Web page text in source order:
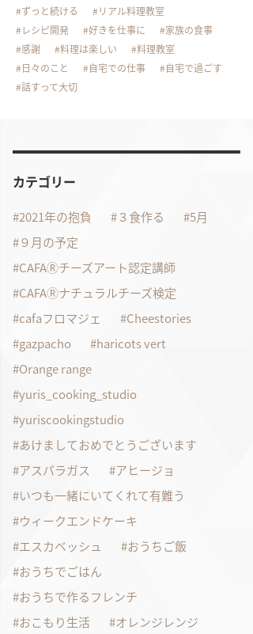
ずっと続ける
リアル料理教室
レシピ開発
好きを仕事に
家族の食事
感謝
料理は楽しい
料理教室
日々のこと
自宅での仕事
自宅で過ごす
話すって大切
カテゴリー
2021年の抱負 ３食作る
5月
９月の予定
CAFAⓇチーズアート認定講師
CAFAⓇナチュラルチーズ検定
cafaフロマジェ
Cheestories
gazpacho
haricots vert
Orange range
yuris_cooking_studio
yuriscookingstudio
あけましておめでとうございます
アスパラガス
アヒージョ
いつも一緒にいてくれて有難う
ウィークエンドケーキ
エスカベッシュ
おうちご飯
おうちでごはん
おうちで作るフレンチ
おこもり生活
オレンジレンジ